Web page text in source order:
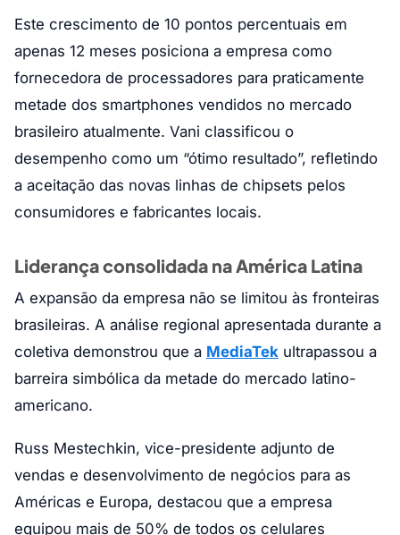
Este crescimento de 10 pontos percentuais em
apenas 12 meses posiciona a empresa como
fornecedora de processadores para praticamente
metade dos smartphones vendidos no mercado
brasileiro atualmente. Vani classificou o
desempenho como um “ótimo resultado”, refletindo
a aceitação das novas linhas de chipsets pelos
consumidores e fabricantes locais.
Liderança consolidada na América Latina
A expansão da empresa não se limitou às fronteiras
brasileiras. A análise regional apresentada durante a
coletiva demonstrou que a MediaTek ultrapassou a
barreira simbólica da metade do mercado latino-
americano.
Russ Mestechkin, vice-presidente adjunto de
vendas e desenvolvimento de negócios para as
Américas e Europa, destacou que a empresa
equipou mais de 50% de todos os celulares